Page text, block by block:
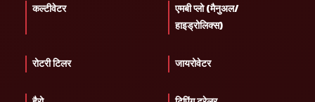
कल्टीवेटर
एमबी प्लो (मैनुअल/
हाइड्रोलिक्स)
रोटरी टिलर जायरोवेटर